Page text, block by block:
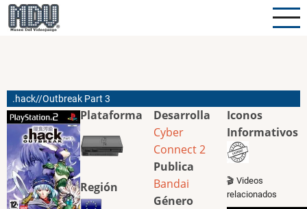
Pasar
al
.hack//Outbreak Part 3
Plataforma
Región
Desarrolla
Cyber
Connect 2
Publica
Bandai
Género
Iconos
Informativos
🎬 Videos
relacionados